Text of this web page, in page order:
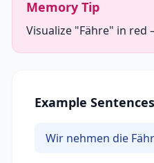
Memory Tip
Visualize "Fähre" in
Example Sentences
Wir nehmen die